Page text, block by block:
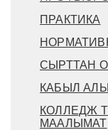
ПРАКТИКА
СЫРТТАН
КАБЫЛ
КОЛЛЕДЖ
МААЛЫМАТ